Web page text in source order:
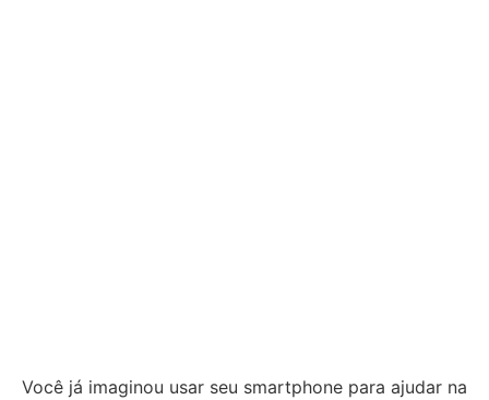
Você já imaginou usar seu smartphone para ajudar na